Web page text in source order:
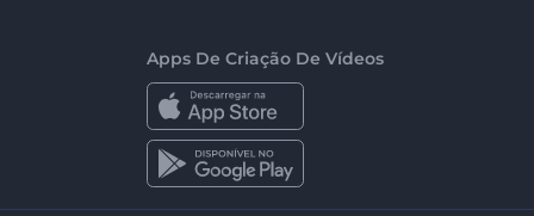
Apps De Criação De Vídeos